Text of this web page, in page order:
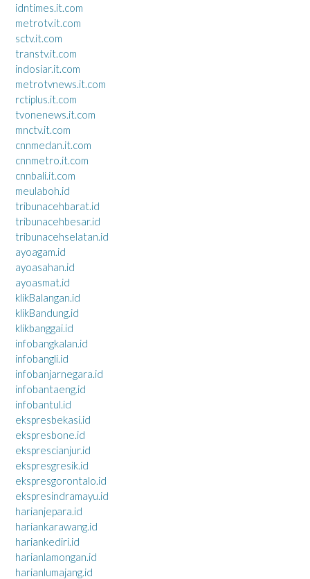
idntimes.it.com
metrotv.it.com
sctv.it.com
transtv.it.com
indosiar.it.com
metrotvnews.it.com
rctiplus.it.com
tvonenews.it.com
mnctv.it.com
cnnmedan.it.com
cnnmetro.it.com
cnnbali.it.com
meulaboh.id
tribunacehbarat.id
tribunacehbesar.id
tribunacehselatan.id
ayoagam.id
ayoasahan.id
ayoasmat.id
klikBalangan.id
klikBandung.id
klikbanggai.id
infobangkalan.id
infobangli.id
infobanjarnegara.id
infobantaeng.id
infobantul.id
ekspresbekasi.id
ekspresbone.id
eksprescianjur.id
ekspresgresik.id
ekspresgorontalo.id
ekspresindramayu.id
harianjepara.id
hariankarawang.id
hariankediri.id
harianlamongan.id
harianlumajang.id